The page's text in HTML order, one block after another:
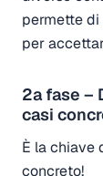
permette
per
2a fase –
casi
È la chiave
concreto!